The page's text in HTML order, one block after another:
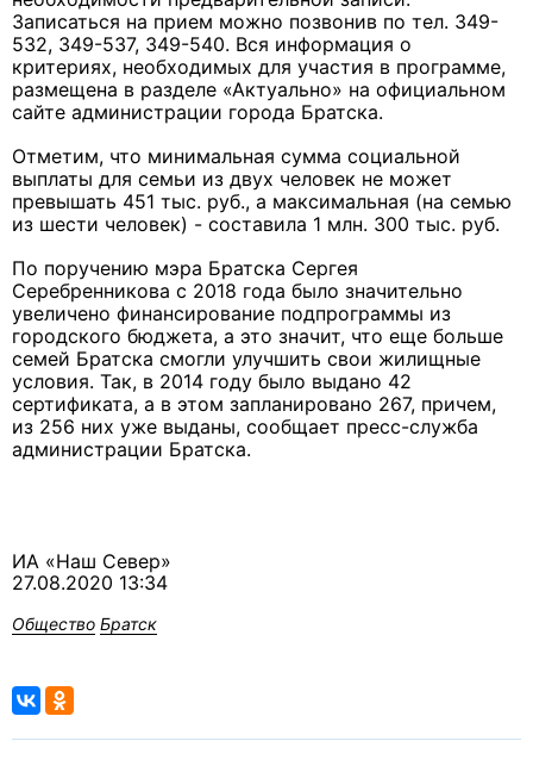
Записаться на прием можно позвонив по тел. 349-
532, 349-537, 349-540. Вся информация о
критериях, необходимых для участия в программе,
размещена в разделе «Актуально» на официальном
сайте администрации города Братска.
Отметим, что минимальная сумма социальной
выплаты для семьи из двух человек не может
превышать 451 тыс. руб., а максимальная (на семью
из шести человек) - составила 1 млн. 300 тыс. руб.
По поручению мэра Братска Сергея
Серебренникова с 2018 года было значительно
увеличено финансирование подпрограммы из
городского бюджета, а это значит, что еще больше
семей Братска смогли улучшить свои жилищные
условия. Так, в 2014 году было выдано 42
сертификата, а в этом запланировано 267, причем,
из 256 них уже выданы, сообщает пресс-служба
администрации Братска.
ИА «Наш Север»
27.08.2020 13:34
Общество Братск